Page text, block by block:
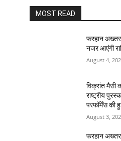
MOST READ
फरहान अख्तर
नजर आएंगी
August 4,
विक्रांत मैसी
राष्ट्रीय
परफॉर्मेंस की
August 3,
फरहान अख्तर